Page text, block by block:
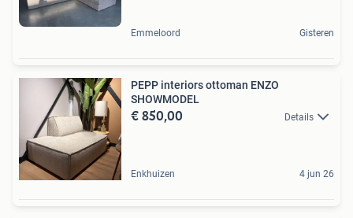
Emmeloord Gisteren
PEPP interiors ottoman ENZO
SHOWMODEL
€ 850,00 Details
Enkhuizen 4 jun 26